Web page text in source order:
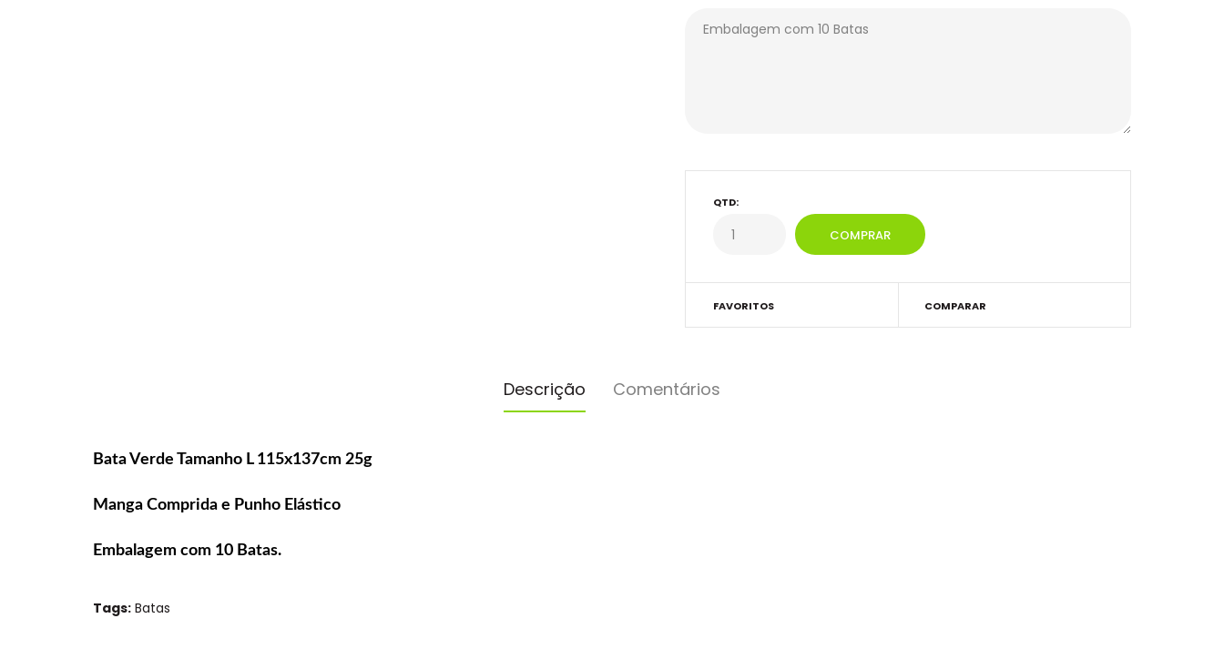
QTD:
FAVORITOS COMPARAR
Descrição Comentários
Bata Verde Tamanho L 115x137cm 25g
Manga Comprida e Punho Elástico
Embalagem com 10 Batas.
Tags: Batas